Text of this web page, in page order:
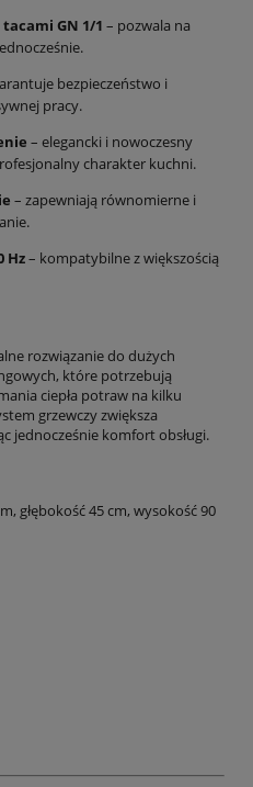
GN 1/1 – pozwala na
bezpieczeństwo i
pracy.
– elegancki i nowoczesny
charakter kuchni.
– zapewniają równomierne i
Hz– kompatybilne z większością
rozwiązanie do dużych
które potrzebują
ciepła potraw na kilku
grzewczy zwiększa
jednocześnie komfort obsługi.
głębokość 45 cm, wysokość 90